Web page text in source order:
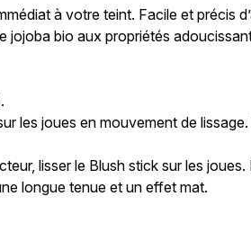
à votre teint. Facile et précis
jojoba bio aux propriétés
les joues en mouvement de
lisser le Blush stick sur les
longue tenue et un effet mat.